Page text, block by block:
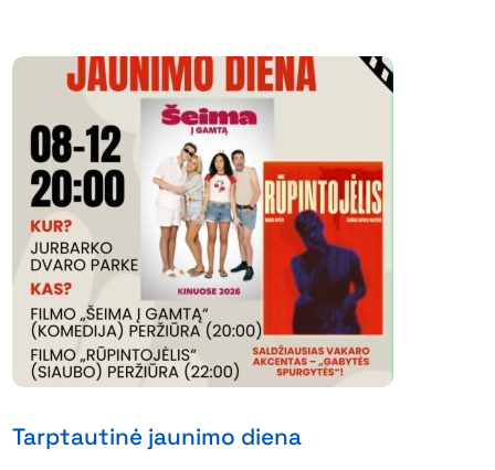
Tarptautinė jaunimo diena